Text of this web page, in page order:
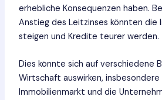
erhebliche Konsequenzen haben.
Anstieg des Leitzinses könnten die
steigen und Kredite teurer werden.
Dies könnte sich auf verschiedene
Wirtschaft auswirken, insbesondere
Immobilienmarkt und die